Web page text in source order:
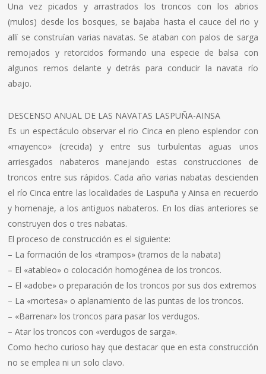
Una vez picados y arrastrados los troncos con los abrios
(mulos) desde los bosques, se bajaba hasta el cauce del rio y
allí­ se construí­an varias navatas. Se ataban con palos de sarga
remojados y retorcidos formando una especie de balsa con
algunos remos delante y detrás para conducir la navata rí­o
abajo.
DESCENSO ANUAL DE LAS NAVATAS LASPUÑA-AINSA
Es un espectáculo observar el rio Cinca en pleno esplendor con
«mayenco» (crecida) y entre sus turbulentas aguas unos
arriesgados nabateros manejando estas construcciones de
troncos entre sus rápidos. Cada año varias nabatas descienden
el rí­o Cinca entre las localidades de Laspuña y Ainsa en recuerdo
y homenaje, a los antiguos nabateros. En los dí­as anteriores se
construyen dos o tres nabatas.
El proceso de construcción es el siguiente:
– La formación de los «trampos» (tramos de la nabata)
– El «atableo» o colocación homogénea de los troncos.
– El «adobe» o preparación de los troncos por sus dos extremos
– La «mortesa» o aplanamiento de las puntas de los troncos.
– «Barrenar» los troncos para pasar los verdugos.
– Atar los troncos con «verdugos de sarga».
Como hecho curioso hay que destacar que en esta construcción
no se emplea ni un solo clavo.